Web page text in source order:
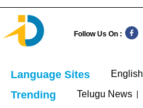
Follow Us On :
Language Sites English
Trending Telugu News